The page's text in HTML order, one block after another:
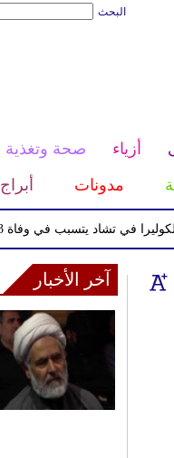
البحث
أزياء صحة وتغذية
مدونات أبراج
تشاد يتسبب في وفاة 13 شخصا
آخر الأخبار